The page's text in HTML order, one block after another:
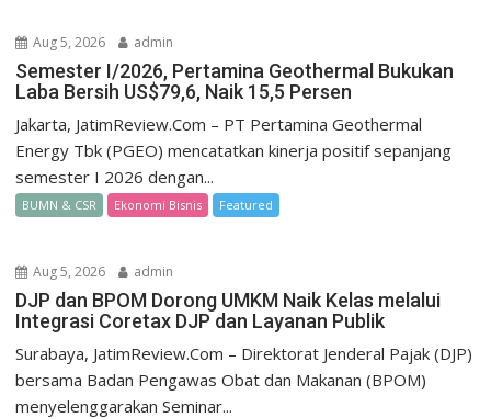
Aug 5, 2026 admin
Semester I/2026, Pertamina Geothermal Bukukan
Laba Bersih US$79,6, Naik 15,5 Persen
Jakarta, JatimReview.Com – PT Pertamina Geothermal
Energy Tbk (PGEO) mencatatkan kinerja positif sepanjang
semester I 2026 dengan...
BUMN & CSR Ekonomi Bisnis Featured
Aug 5, 2026 admin
DJP dan BPOM Dorong UMKM Naik Kelas melalui
Integrasi Coretax DJP dan Layanan Publik
Surabaya, JatimReview.Com – Direktorat Jenderal Pajak (DJP)
bersama Badan Pengawas Obat dan Makanan (BPOM)
menyelenggarakan Seminar...